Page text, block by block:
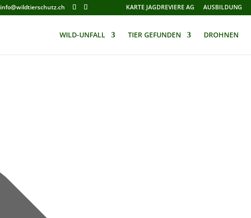
info@wildtierschutz.ch KARTE JAGDREVIERE AG AUSBILDUNG
WILD-UNFALL TIER GEFUNDEN DROHNEN